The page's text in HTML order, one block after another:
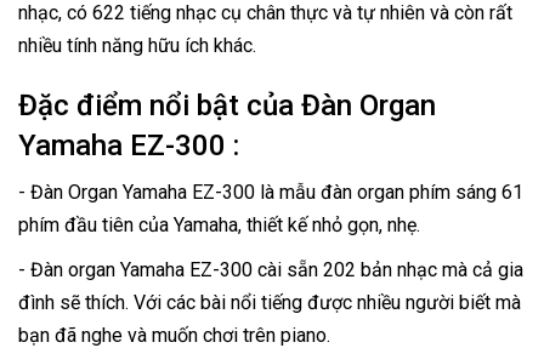
nhạc, có 622 tiếng nhạc cụ chân thực và tự nhiên và còn rất
nhiều tính năng hữu ích khác.
Đặc điểm nổi bật của Đàn Organ
Yamaha EZ-300 :
- Đàn Organ Yamaha EZ-300 là mẫu đàn organ phím sáng 61
phím đầu tiên của Yamaha, thiết kế nhỏ gọn, nhẹ.
- Đàn organ Yamaha EZ-300 cài sẵn 202 bản nhạc mà cả gia
đình sẽ thích. Với các bài nổi tiếng được nhiều người biết mà
bạn đã nghe và muốn chơi trên piano.